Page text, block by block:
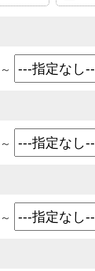
～
～
～